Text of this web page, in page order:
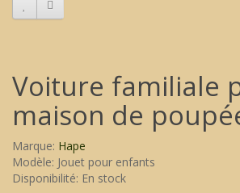
Voiture familiale
maison de
Marque: Hape
Modèle: Jouet pour enfants
Disponibilité: En stock